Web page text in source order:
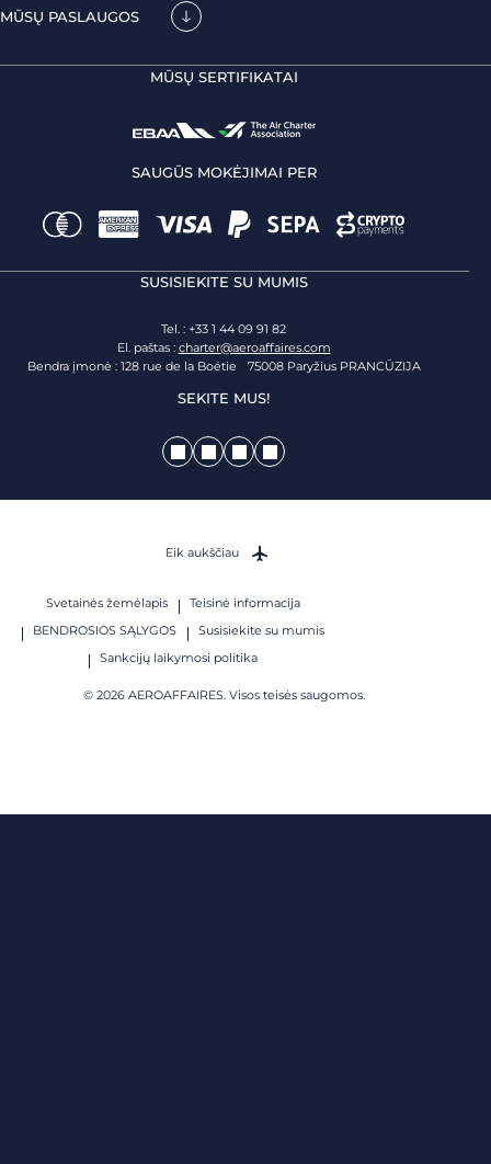
MŪSŲ PASLAUGOS
MŪSŲ SERTIFIKATAI
SAUGŪS MOKĖJIMAI PER
SUSISIEKITE SU MUMIS
Tel. : +33 1 44 09 91 82
El. paštas : charter@aeroaffaires.com
Bendra įmonė : 128 rue de la Boétie 75008 Paryžius PRANCŪZIJA
SEKITE MUS!
Svetainės žemėlapis
Teisinė informacija
BENDROSIOS SĄLYGOS
Susisiekite su mumis
Sankcijų laikymosi politika
© 2026 AEROAFFAIRES. Visos teisės saugomos.
Eik aukščiau